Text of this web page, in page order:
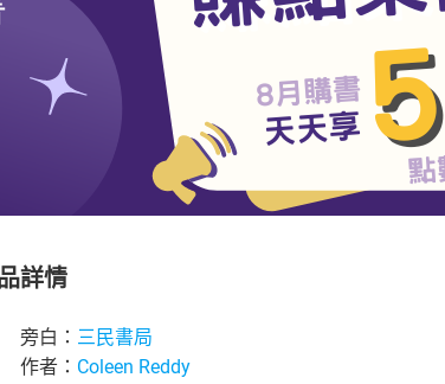
詳情
旁白： 三民書局
作者： Coleen Reddy